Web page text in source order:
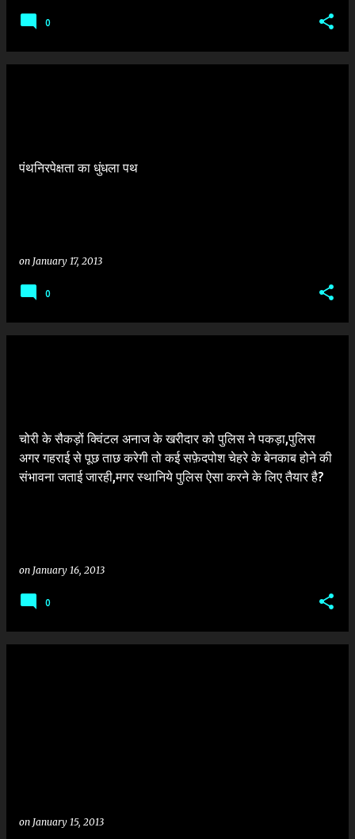
0
पंथनिरपेक्षता का धुंधला पथ
on January 17, 2013
0
चोरी के सैकड़ों क्विंटल अनाज के खरीदार को पुलिस ने पकड़ा,पुलिस
अगर गहराई से पूछ ताछ करेगी तो कई सफ़ेदपोश चेहरे के बेनकाब होने की
संभावना जताई जारही,मगर स्थानिये पुलिस ऐसा करने के लिए तैयार है?
on January 16, 2013
0
on January 15, 2013